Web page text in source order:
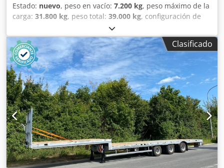
Estado: nuevo, peso en vacío: 7.200 kg, peso máximo de la
carga: 31.800 kg, peso total: 39.000 kg, configuración de
aire
235/75 R 17,5, color:otro, tipo de engranaje:otro, tamaño
del neumático delantero:235/75 R 17,5, tamaño del
neumático trasero: 235/75 R 17,5
, cabina del conductor:
otro, clase de emisión:ninguno, combustible:biodiésel
Equipamiento:ABS, freno de aire comprimido, Longitud
de la plataforma elevada aprox. 4.180 mm, longitud de la
plataforma baja aprox. 9.400 mm, pared frontal aprox. 800
mm de alto, 14 bolsas para estacas en el marco exterior, 8
estacas insertables, 3 listones transversales para estacas,
24 anillas de amarre, 4 pares de cierres para contenedor. -
- Salvo errores tipográficos, omisiones y cambios;
imágenes de muestra --. Más datos en: !, Más detalles: !
Codpjzn Nx Njfx Ag Tsha
Clasificado